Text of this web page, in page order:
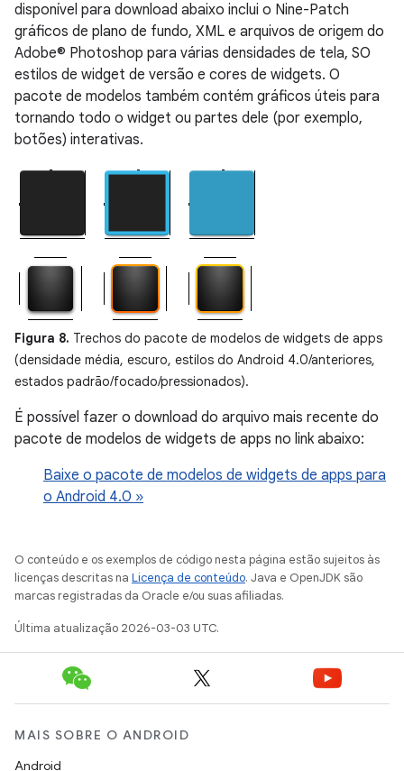
disponível para download abaixo inclui o Nine-Patch
gráficos de plano de fundo, XML e arquivos de origem do
Adobe® Photoshop para várias densidades de tela, SO
estilos de widget de versão e cores de widgets. O
pacote de modelos também contém gráficos úteis para
tornando todo o widget ou partes dele (por exemplo,
botões) interativas.
Figura 8. Trechos do pacote de modelos de widgets de apps
(densidade média, escuro, estilos do Android 4.0/anteriores,
estados padrão/focado/pressionados).
É possível fazer o download do arquivo mais recente do
pacote de modelos de widgets de apps no link abaixo:
Baixe o pacote de modelos de widgets de apps para
o Android 4.0 »
O conteúdo e os exemplos de código nesta página estão sujeitos às
licenças descritas na Licença de conteúdo. Java e OpenJDK são
marcas registradas da Oracle e/ou suas afiliadas.
Última atualização 2026-03-03 UTC.
MAIS SOBRE O ANDROID
Android